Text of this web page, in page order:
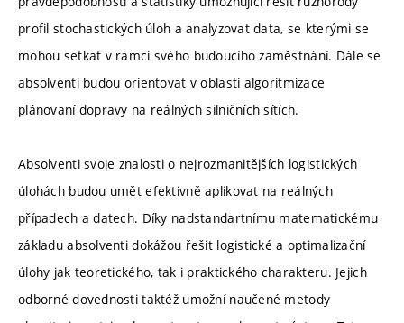
profil stochastických úloh a analyzovat data, se kterými se
mohou setkat v rámci svého budoucího zaměstnání. Dále se
absolventi budou orientovat v oblasti algoritmizace
plánovaní dopravy na reálných silničních sítích.
Absolventi svoje znalosti o nejrozmanitějších logistických
úlohách budou umět efektivně aplikovat na reálných
případech a datech. Díky nadstandartnímu matematickému
základu absolventi dokážou řešit logistické a optimalizační
úlohy jak teoretického, tak i praktického charakteru. Jejich
odborné dovednosti taktéž umožní naučené metody